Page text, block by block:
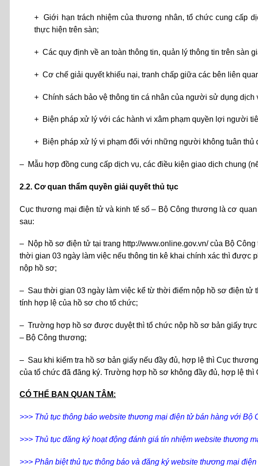
+ Giới hạn trách nhiệm của thương nhân, tổ chức cung cấp
thực hiện trên sàn;
+ Các quy định về an toàn thông tin, quản lý thông tin trên sàn
+ Cơ chế giải quyết khiếu nại, tranh chấp giữa các bên liên
+ Chính sách bảo vệ thông tin cá nhân của người sử dụng
+ Biện pháp xử lý với các hành vi xâm phạm quyền lợi người
+ Biện pháp xử lý vi phạm đối với những người không tuân thủ
– Mẫu hợp đồng cung cấp dịch vụ, các điều kiện giao dịch chung
2.2. Cơ quan thẩm quyền giải quyết thủ tục
Cục thương mại điện tử và kinh tế số – Bộ Công thương là cơ
sau:
– Nộp hồ sơ điện tử tại trang http://www.online.gov.vn/của Bộ Công
thời gian 03 ngày làm việc nếu thông tin kê khai chính xác thì được
nộp hồ sơ;
– Sau thời gian 03 ngày làm việc kể từ thời điểm nộp hồ sơ điện tử
tính hợp lệ của hồ sơ cho tổ chức;
– Trường hợp hồ sơ được duyệt thì tổ chức nộp hồ sơ bản giấy
– Bộ Công thương;
– Sau khi kiểm tra hồ sơ bản giấy nếu đầy đủ, hợp lệ thì Cục
của tổ chức đã đăng ký. Trường hợp hồ sơ không đầy đủ, hợp lệ thì
CÓ THỂ BẠN QUAN TÂM:
>>> Thủ tục thông báo website thương mại điện tử bán hàng với Bộ
>>> Thủ tục đăng ký hoạt động đánh giá tín nhiệm website thương
>>> Phân biệt thủ tục thông báo và đăng ký website thương mại